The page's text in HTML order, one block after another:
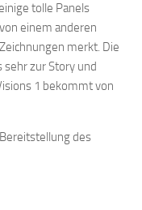
tolle Panels
einem anderen
merkt. Die
zur Story und
1 bekommt von
des